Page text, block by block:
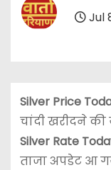
Jul
Silver Price
चांदी खरीदने
Silver Rate
ताजा अपडेट आ